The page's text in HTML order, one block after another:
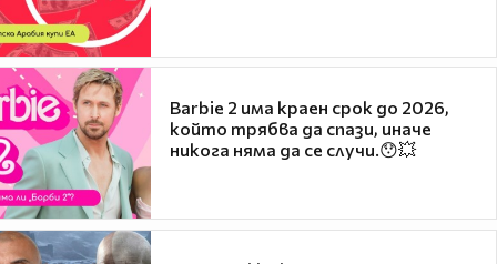
Barbie 2 има краен срок до 2026,
който трябва да спази, иначе
никога няма да се случи.😯💥